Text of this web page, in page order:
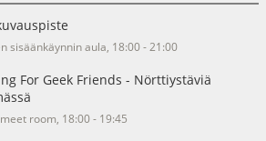
sisäänkäynnin aula, 18:00 - 21:00
For Geek Friends - Nörttiystäviä
room, 18:00 - 19:45